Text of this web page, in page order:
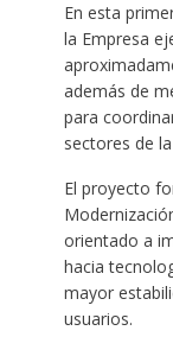
En esta
la Empresa
además de
para
sectores de
El proyecto
orientado a
hacia
mayor
usuarios.